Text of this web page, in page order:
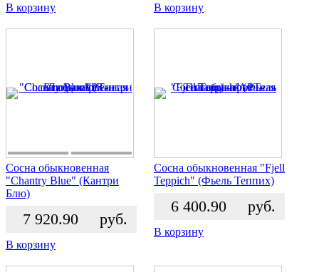
В корзину В корзину
Сосна обыкновенная
"Chantry Blue" (Кантри
Блю)
7 920.90 руб.
В корзину
Сосна обыкновенная "Fjell
Teppich" (Фьель Теппих)
6 400.90 руб.
В корзину